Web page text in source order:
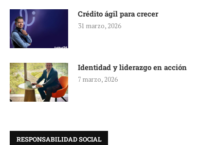
Crédito ágil para crecer
31 marzo, 2026
Identidad y liderazgo en acción
7 marzo, 2026
RESPONSABILIDAD SOCIAL